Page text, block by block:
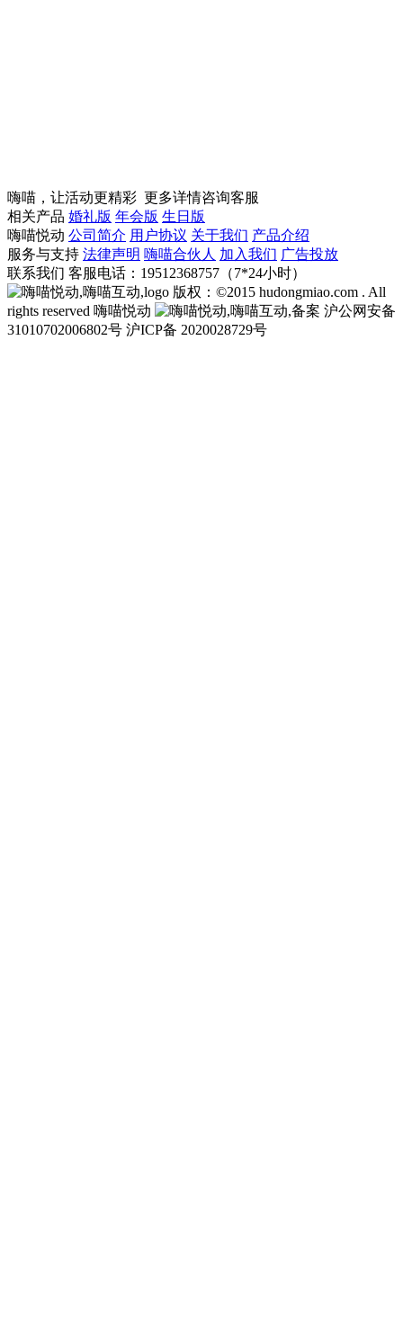
嗨喵，让活动更精彩 更多详情咨询客服
相关产品 婚礼版 年会版 生日版
嗨喵悦动 公司简介 用户协议 关于我们 产品介绍
服务与支持 法律声明 嗨喵合伙人 加入我们 广告投放
联系我们 客服电话：19512368757（7*24小时）
版权：©2015 hudongmiao.com . All
rights reserved 嗨喵悦动
沪公网安备
31010702006802号 沪ICP备 2020028729号